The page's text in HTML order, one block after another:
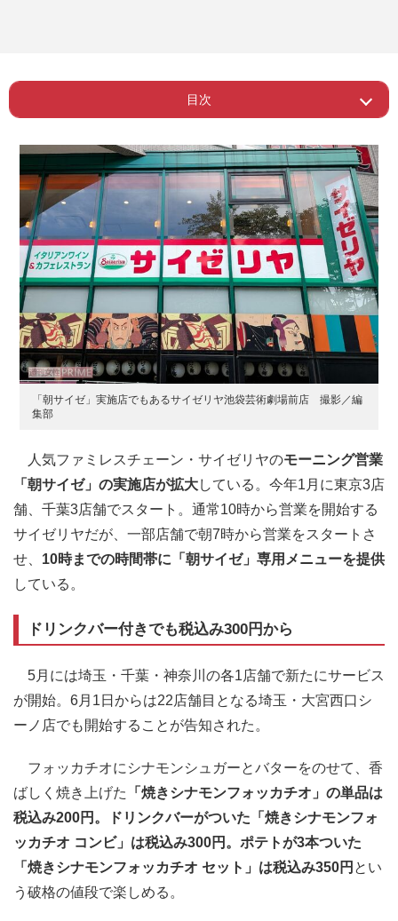
目次
Page 1
ー ドリンクバー付きでも税込み300円か
ら
「朝サイゼ」実施店でもあるサイゼリヤ池袋芸術劇場前店 撮影／編
集部
人気ファミレスチェーン・サイゼリヤのモーニング営業
「朝サイゼ」の実施店が拡大している。今年1月に東京3店
舗、千葉3店舗でスタート。通常10時から営業を開始する
サイゼリヤだが、一部店舗で朝7時から営業をスタートさ
せ、 10時までの時間帯に「朝サイゼ」専用メニューを提供
している。
ドリンクバー付きでも税込み300円から
5月には埼玉・千葉・神奈川の各1店舗で新たにサービス
が開始。6月1日からは22店舗目となる埼玉・大宮西口シ
ーノ店でも開始することが告知された。
フォッカチオにシナモンシュガーとバターをのせて、香
ばしく焼き上げた
「焼きシナモンフォッカチオ」の単品は
税込み200円。ドリンクバーがついた「焼きシナモンフォ
ッカチオ コンビ」は税込み300円。ポテトが3本ついた
「焼きシナモンフォッカチオ セット」は税込み350円 とい
う破格の値段で楽しめる。